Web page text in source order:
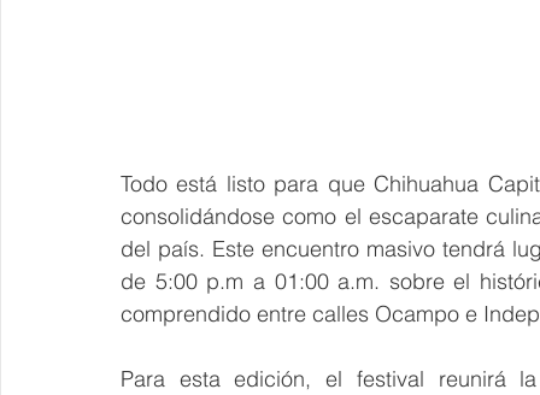
Todo está listo para que Chihuahua
consolidándose como el escaparate
del país. Este encuentro masivo tendrá
de 5:00 p.m a 01:00 a.m. sobre el
comprendido entre calles Ocampo e
Para esta edición, el festival reunirá